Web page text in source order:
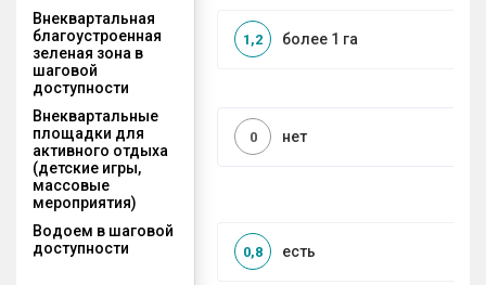
Внеквартальная
благоустроенная
зеленая зона в
шаговой
доступности
более 1 га
1,2
Внеквартальные
площадки для
активного отдыха
(детские игры,
массовые
мероприятия)
нет
0
Водоем в шаговой
доступности
есть
0,8